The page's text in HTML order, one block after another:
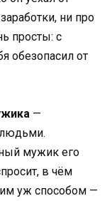
ни про
просты: с
обезопасил от
—
мужик его
в чём
уж способом —